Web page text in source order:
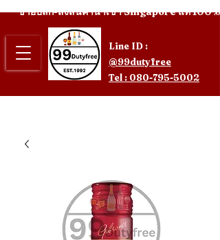
Line ID :
@99dutyfree
Tel : 080-795-5002
ขายปลีก-ส่งสินค้านำเข้า Singapore แท้ 100%